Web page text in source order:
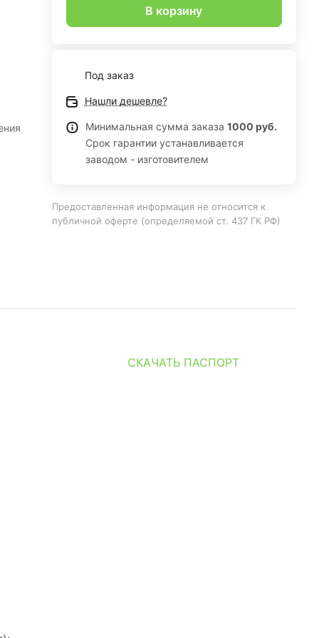
В корзину
Под заказ
Нашли дешевле?
Минимальная сумма заказа 1000 руб.
Срок гарантии устанавливается
заводом - изготовителем
Предоставленная информация не относится к
публичной оферте (определяемой ст. 437 ГК РФ)
СКАЧАТЬ ПАСПОРТ